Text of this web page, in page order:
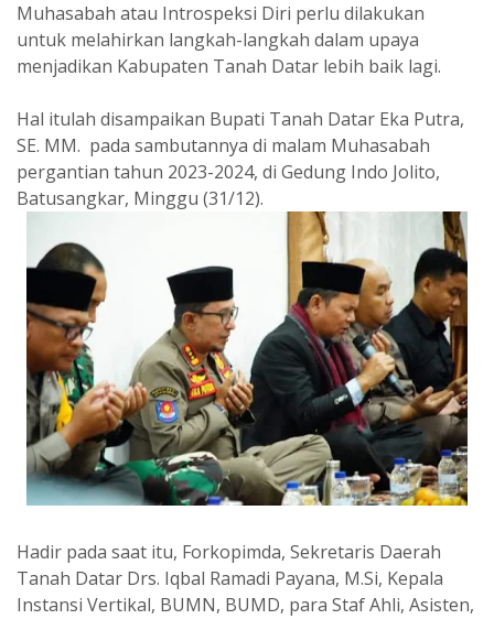
Muhasabah atau Introspeksi Diri perlu dilakukan
untuk melahirkan langkah-langkah dalam upaya
menjadikan Kabupaten Tanah Datar lebih baik lagi.
Hal itulah disampaikan Bupati Tanah Datar Eka Putra,
SE. MM. pada sambutannya di malam Muhasabah
pergantian tahun 2023-2024, di Gedung Indo Jolito,
Batusangkar, Minggu (31/12).
Hadir pada saat itu, Forkopimda, Sekretaris Daerah
Tanah Datar Drs. Iqbal Ramadi Payana, M.Si, Kepala
Instansi Vertikal, BUMN, BUMD, para Staf Ahli, Asisten,